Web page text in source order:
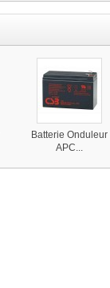
Batterie Onduleur
APC...